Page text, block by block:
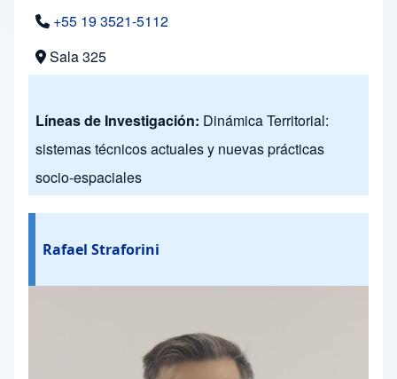
+55 19 3521-5112
Sala 325
Líneas de Investigación: Dinámica Territorial:
sistemas técnicos actuales y nuevas prácticas
socio-espaciales
Rafael Straforini